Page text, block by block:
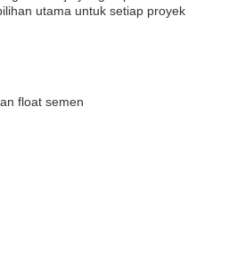
utama untuk setiap proyek
float semen